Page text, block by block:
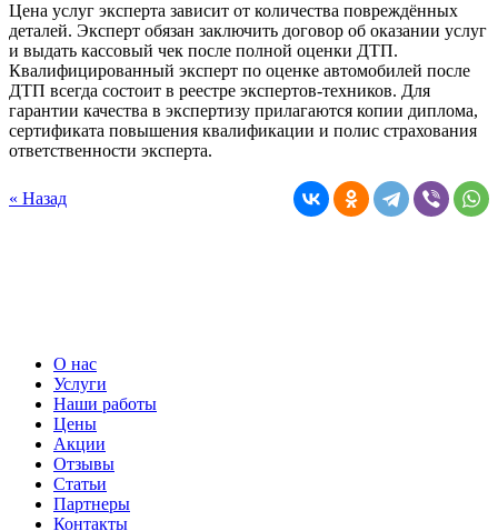
Цена услуг эксперта зависит от количества повреждённых
деталей. Эксперт обязан заключить договор об оказании услуг
и выдать кассовый чек после полной оценки ДТП.
Квалифицированный эксперт по оценке автомобилей после
ДТП всегда состоит в реестре экспертов-техников. Для
гарантии качества в экспертизу прилагаются копии диплома,
сертификата повышения квалификации и полис страхования
ответственности эксперта.
« Назад
О нас
Услуги
Наши работы
Цены
Акции
Отзывы
Статьи
Партнеры
Контакты